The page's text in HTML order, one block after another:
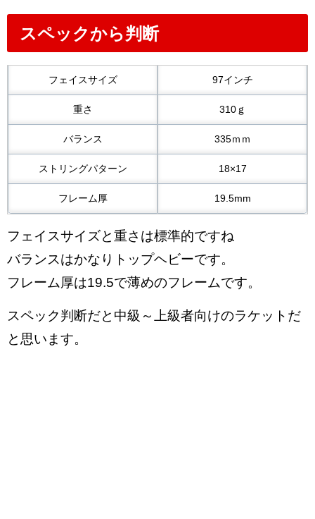
スペックから判断
フェイスサイズ 97インチ
重さ 310ｇ
バランス 335ｍｍ
ストリングパターン 18×17
フレーム厚 19.5mm
フェイスサイズと重さは標準的ですね
バランスはかなりトップヘビーです。
フレーム厚は19.5で薄めのフレームです。
スペック判断だと中級～上級者向けのラケットだ
と思います。